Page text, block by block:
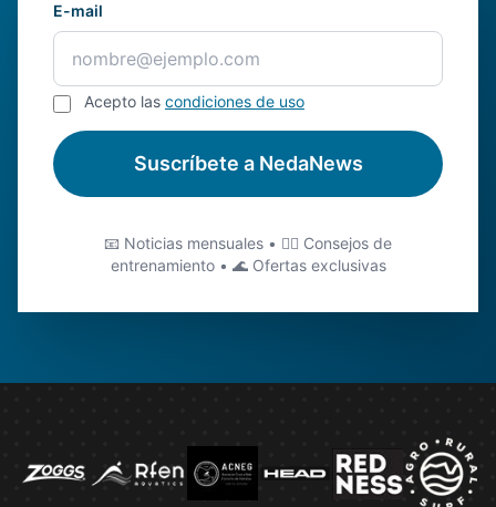
E-mail
Acepto las condiciones de uso
Suscríbete a NedaNews
📧 Noticias mensuales • 🏊‍♂️ Consejos de
entrenamiento • 🌊 Ofertas exclusivas